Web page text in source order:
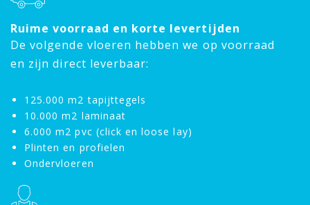
Ruime voorraad en korte levertijden
De volgende vloeren hebben we op voorraad
en zijn direct leverbaar:
125.000 m2 tapijttegels
10.000 m2 laminaat
6.000 m2 pvc (click en loose lay)
Plinten en profielen
Ondervloeren